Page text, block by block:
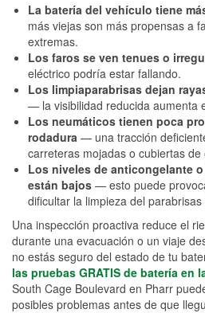
La batería del vehículo tiene
más viejas son más propensas a
extremas.
Los faros se ven tenues o
eléctrico podría estar fallando.
Los limpiaparabrisas dejan
— la visibilidad reducida aumenta
Los neumáticos tienen poca
rodadura — una tracción
carreteras mojadas o cubiertas de
Los niveles de anticongelante
están bajos — esto puede
dificultar la limpieza del
Una inspección proactiva reduce el
durante una evacuación o un viaje
no estás seguro del estado de tu
las pruebas GRATIS de batería en
South Cage Boulevard en Pharr
posibles problemas antes de que